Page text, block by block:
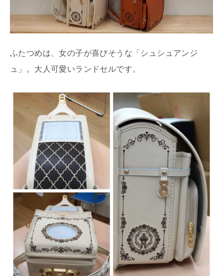
ふたつめは、女の子が喜びそうな「シュシュアンジ
ュ」。大人可愛いランドセルです。